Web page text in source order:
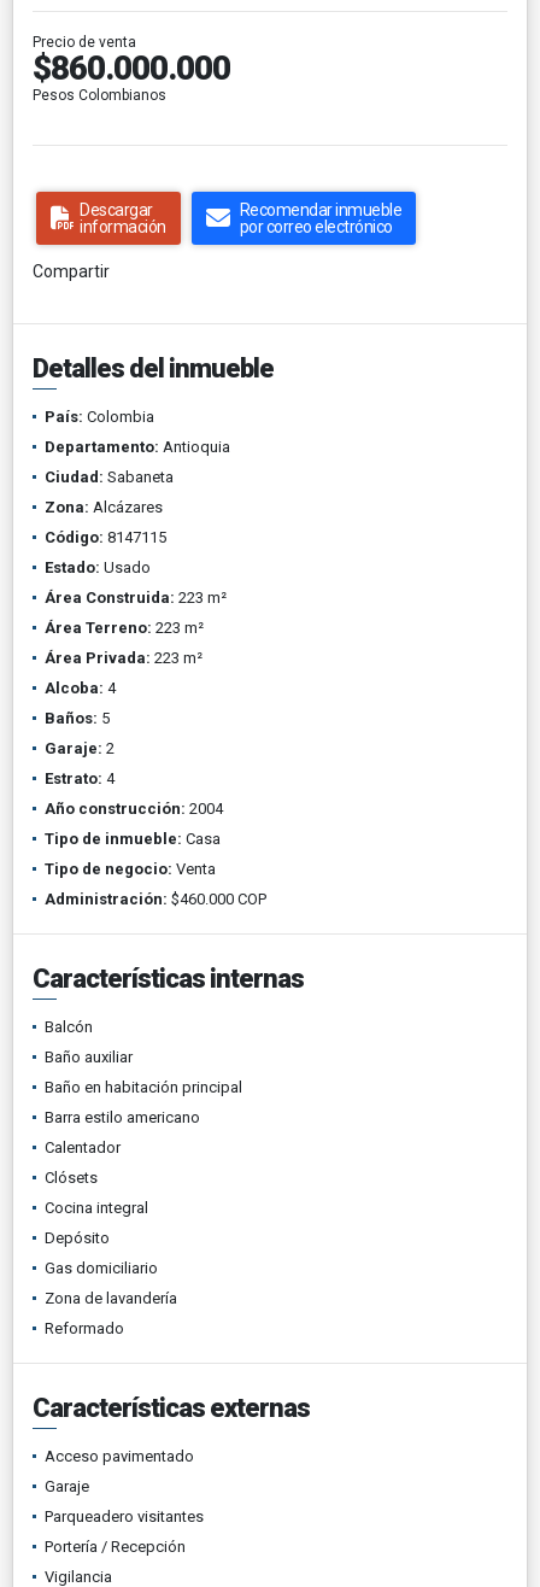
Precio de venta
$860.000.000
Pesos Colombianos
Descargar
información
Recomendar inmueble
por correo electrónico
Compartir
Detalles del inmueble
País: Colombia
Departamento: Antioquia
Ciudad: Sabaneta
Zona: Alcázares
Código: 8147115
Estado: Usado
Área Construida: 223 m²
Área Terreno: 223 m²
Área Privada: 223 m²
Alcoba: 4
Baños: 5
Garaje: 2
Estrato: 4
Año construcción: 2004
Tipo de inmueble: Casa
Tipo de negocio: Venta
Administración: $460.000 COP
Características internas
Balcón
Baño auxiliar
Baño en habitación principal
Barra estilo americano
Calentador
Clósets
Cocina integral
Depósito
Gas domiciliario
Zona de lavandería
Reformado
Características externas
Acceso pavimentado
Garaje
Parqueadero visitantes
Portería / Recepción
Vigilancia